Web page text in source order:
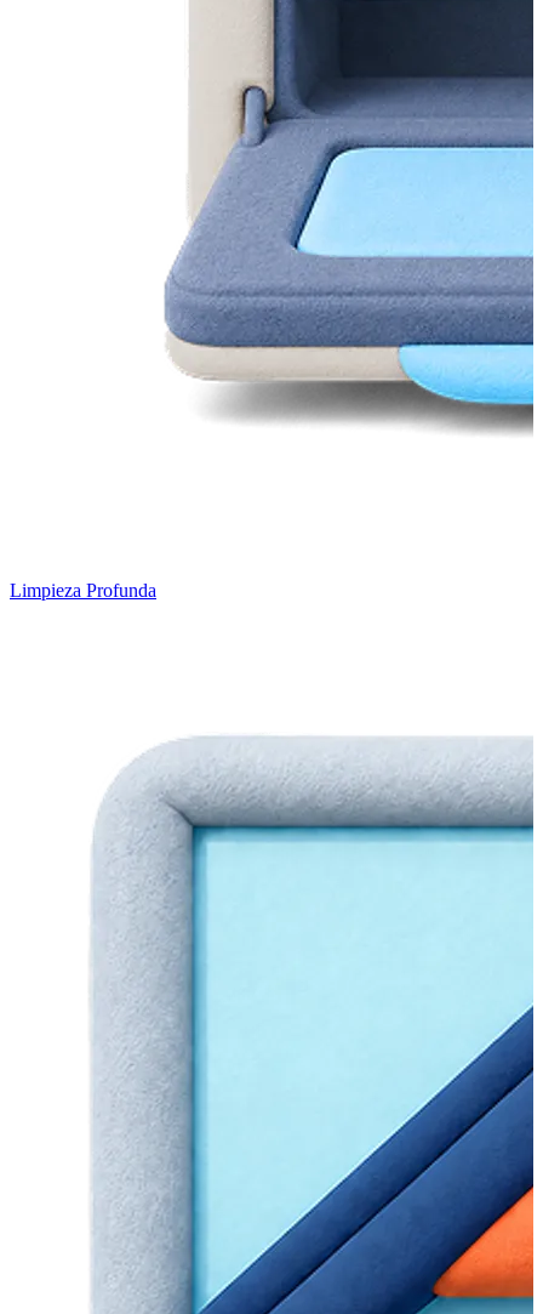
Limpieza Profunda